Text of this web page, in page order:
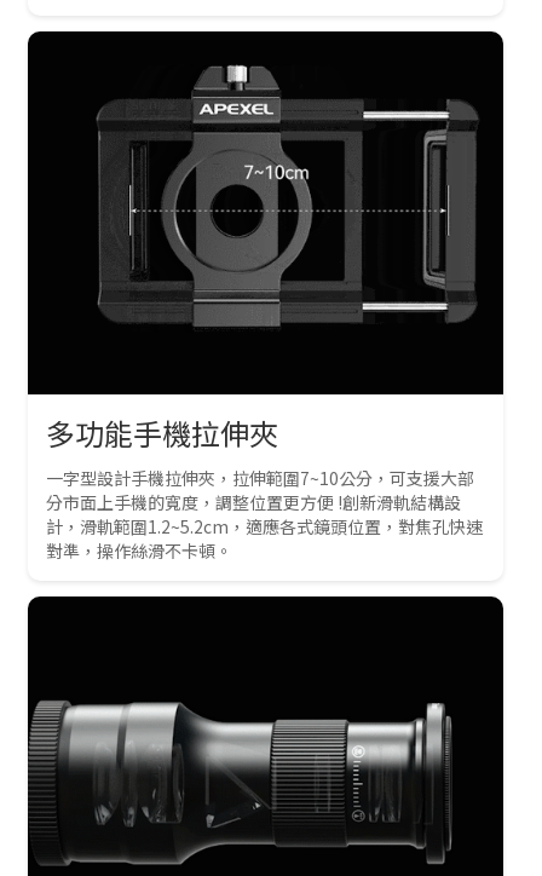
多功能手機拉伸夾
一字型設計手機拉伸夾，拉伸範圍7~10公分，可支援大部
分市面上手機的寬度，調整位置更方便 !創新滑軌結構設
計，滑軌範圍1.2~5.2cm，適應各式鏡頭位置，對焦孔快速
對準，操作絲滑不卡頓。